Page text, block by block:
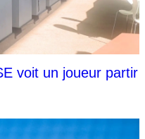
voit un joueur partir